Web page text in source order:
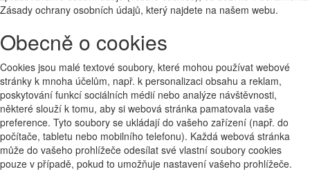
Zásady ochrany osobních údajů, který najdete na našem webu.
Obecně o cookies
Cookies jsou malé textové soubory, které mohou používat webové
stránky k mnoha účelům, např. k personalizaci obsahu a reklam,
poskytování funkcí sociálních médií nebo analýze návštěvnosti,
některé slouží k tomu, aby si webová stránka pamatovala vaše
preference. Tyto soubory se ukládají do vašeho zařízení (např. do
počítače, tabletu nebo mobilního telefonu). Každá webová stránka
může do vašeho prohlížeče odesílat své vlastní soubory cookies
pouze v případě, pokud to umožňuje nastavení vašeho prohlížeče.